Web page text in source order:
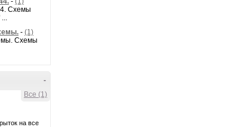
Схемы
- (1)
Схемы
-
Все (1)
на все